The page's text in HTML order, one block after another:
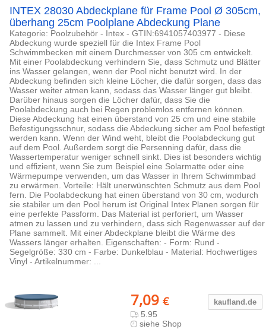
INTEX 28030 Abdeckplane für Frame Pool Ø 305cm,
überhang 25cm Poolplane Abdeckung Plane
Kategorie: Poolzubehör - Intex - GTIN:6941057403977 - Diese
Abdeckung wurde speziell für die Intex Frame Pool
Schwimmbecken mit einem Durchmesser von 305 cm entwickelt.
Mit einer Poolabdeckung verhindern Sie, dass Schmutz und Blätter
ins Wasser gelangen, wenn der Pool nicht benutzt wird. In der
Abdeckung befinden sich kleine Löcher, die dafür sorgen, dass das
Wasser weiter atmen kann, sodass das Wasser länger gut bleibt.
Darüber hinaus sorgen die Löcher dafür, dass Sie die
Poolabdeckung auch bei Regen problemlos entfernen können.
Diese Abdeckung hat einen überstand von 25 cm und eine stabile
Befestigungsschnur, sodass die Abdeckung sicher am Pool befestigt
werden kann. Wenn der Wind weht, bleibt die Poolabdeckung gut
auf dem Pool. Außerdem sorgt die Persenning dafür, dass die
Wassertemperatur weniger schnell sinkt. Dies ist besonders wichtig
und effizient, wenn Sie zum Beispiel eine Solarmatte oder eine
Wärmepumpe verwenden, um das Wasser in Ihrem Schwimmbad
zu erwärmen. Vorteile: Hält unerwünschten Schmutz aus dem Pool
fern. Die Poolabdeckung hat einen überstand von 30 cm, wodurch
sie stabiler um den Pool herum ist Original Intex Planen sorgen für
eine perfekte Passform. Das Material ist perforiert, um Wasser
atmen zu lassen und zu verhindern, dass sich Regenwasser auf der
Plane sammelt. Mit einer Abdeckplane bleibt die Wärme des
Wassers länger erhalten. Eigenschaften: - Form: Rund -
Segelgröße: 330 cm - Farbe: Dunkelblau - Material: Hochwertiges
Vinyl - Artikelnummer: ...
kaufland.de
7,09 €
5.95
siehe Shop